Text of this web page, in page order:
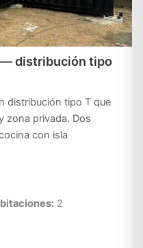
— distribución tipo
distribución tipo T que
zona privada. Dos
con isla
2